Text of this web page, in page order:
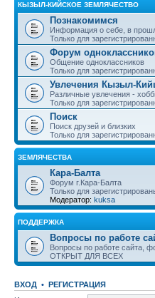
КЫЗЫЛ-КИЙСКОЕ ЗЕМЛЯЧЕСТВО
Познакомимся
Информация о себе, в
Только для
Форум
Общение одноклассников
Только для
Увлечения Кызыл-
Различные увлечения -
Только для
Поиск
Поиск друзей и близких
Только для
ЗЕМЛЯЧЕСТВА
Кара-Балта
Форум г.Кара-Балта
Только для
Модератор: kuksa
ПОДДЕРЖКА
Вопросы по работе
Вопросы по работе сайта,
ОТКРЫТ ДЛЯ ВСЕХ
ВХОД • РЕГИСТРАЦИЯ